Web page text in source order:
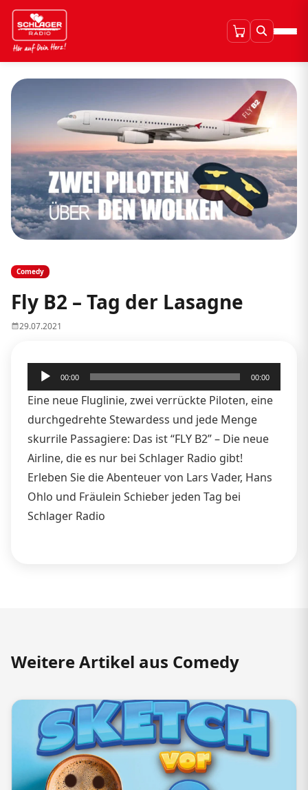
Comedy
Fly B2 – Tag der Lasagne
29.07.2021
Audio-
Player
00:00 00:00
Eine neue Fluglinie, zwei verrückte Piloten, eine
durchgedrehte Stewardess und jede Menge
skurrile Passagiere: Das ist “FLY B2” – Die neue
Airline, die es nur bei Schlager Radio gibt!
Erleben Sie die Abenteuer von Lars Vader, Hans
Ohlo und Fräulein Schieber jeden Tag bei
Schlager Radio
Weitere Artikel aus Comedy